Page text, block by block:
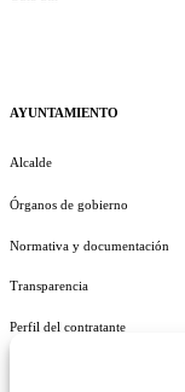
AYUNTAMIENTO
Alcalde
Órganos de gobierno
Normativa y documentación
Transparencia
Perfil del contratante